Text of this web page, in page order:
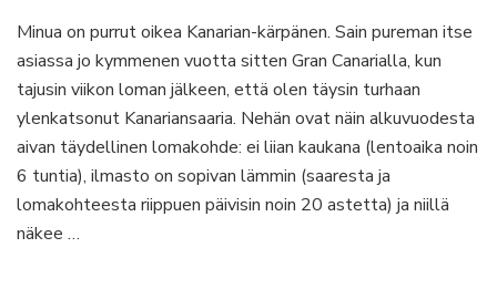
kiehtova
Lanzarote
Minua on purrut oikea Kanarian-kärpänen. Sain pureman itse
asiassa jo kymmenen vuotta sitten Gran Canarialla, kun
tajusin viikon loman jälkeen, että olen täysin turhaan
ylenkatsonut Kanariansaaria. Nehän ovat näin alkuvuodesta
aivan täydellinen lomakohde: ei liian kaukana (lentoaika noin
6 tuntia), ilmasto on sopivan lämmin (saaresta ja
lomakohteesta riippuen päivisin noin 20 astetta) ja niillä
näkee …